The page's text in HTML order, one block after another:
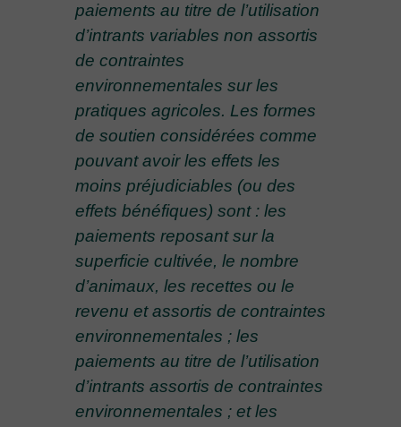
paiements au titre de l’utilisation
d’intrants variables non assortis
de contraintes
environnementales sur les
pratiques agricoles. Les formes
de soutien considérées comme
pouvant avoir les effets les
moins préjudiciables (ou des
effets bénéfiques) sont : les
paiements reposant sur la
superficie cultivée, le nombre
d’animaux, les recettes ou le
revenu et assortis de contraintes
environnementales ; les
paiements au titre de l’utilisation
d’intrants assortis de contraintes
environnementales ; et les